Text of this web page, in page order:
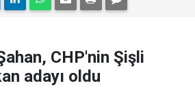
CHP'nin Şişli
adayı oldu